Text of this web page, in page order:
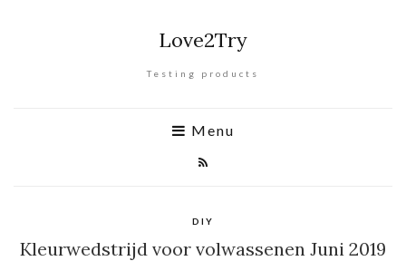
Love2Try
Testing products
Menu
DIY
Kleurwedstrijd voor volwassenen Juni 2019